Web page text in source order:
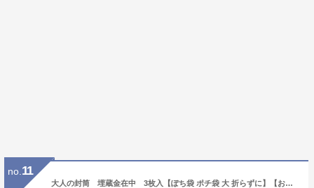
no. 11
大人の封筒 埋蔵金在中 3枚入【ぽち袋 ポチ袋 大 折らずに】【お年玉 お年玉袋 正月】